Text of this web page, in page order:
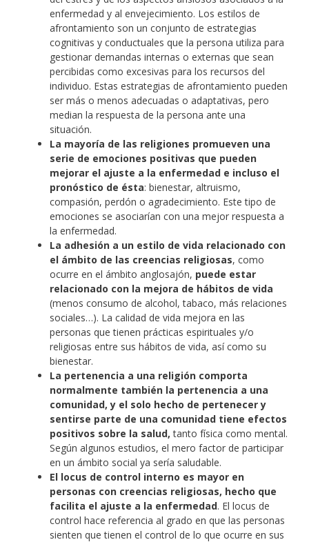
enfermedad y al envejecimiento. Los estilos de
afrontamiento son un conjunto de estrategias
cognitivas y conductuales que la persona utiliza para
gestionar demandas internas o externas que sean
percibidas como excesivas para los recursos del
individuo. Estas estrategias de afrontamiento pueden
ser más o menos adecuadas o adaptativas, pero
median la respuesta de la persona ante una
situación.
La mayoría de las religiones promueven una
serie de emociones positivas que pueden
mejorar el ajuste a la enfermedad e incluso el
pronóstico de ésta: bienestar, altruismo,
compasión, perdón o agradecimiento. Este tipo de
emociones se asociarían con una mejor respuesta a
la enfermedad.
La adhesión a un estilo de vida relacionado con
el ámbito de las creencias religiosas, como
ocurre en el ámbito anglosajón, puede estar
relacionado con la mejora de hábitos de vida
(menos consumo de alcohol, tabaco, más relaciones
sociales…). La calidad de vida mejora en las
personas que tienen prácticas espirituales y/o
religiosas entre sus hábitos de vida, así como su
bienestar.
La pertenencia a una religión comporta
normalmente también la pertenencia a una
comunidad, y el solo hecho de pertenecer y
sentirse parte de una comunidad tiene efectos
positivos sobre la salud,tanto física como mental.
Según algunos estudios, el mero factor de participar
en un ámbito social ya sería saludable.
El locus de control interno es mayor en
personas con creencias religiosas, hecho que
facilita el ajuste a la enfermedad. El locus de
control hace referencia al grado en que las personas
sienten que tienen el control de lo que ocurre en sus